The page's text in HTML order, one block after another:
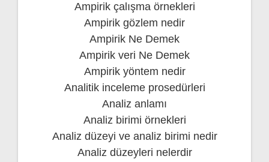
Ampirik çalışma örnekleri
Ampirik gözlem nedir
Ampirik Ne Demek
Ampirik veri Ne Demek
Ampirik yöntem nedir
Analitik inceleme prosedürleri
Analiz anlamı
Analiz birimi örnekleri
Analiz düzeyi ve analiz birimi nedir
Analiz düzeyleri nelerdir